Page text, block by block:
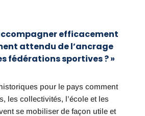
efficacement
attendu de l’ancrage
fédérations sportives ? »
pour le pays comment
les collectivités, l’école et les
se mobiliser de façon utile et